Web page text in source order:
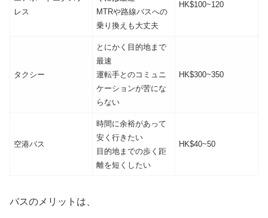
レス
MTRや路線バスへの
乗り換えも大丈夫
HK$100~120
タクシー
とにかく目的地まで
最速
運転手とのコミュニ
ケーションが苦にな
らない
HK$300~350
空港バス
時間に余裕があって
安く行きたい
目的地までの歩く距
離を短くしたい
HK$40~50
バスのメリットは、